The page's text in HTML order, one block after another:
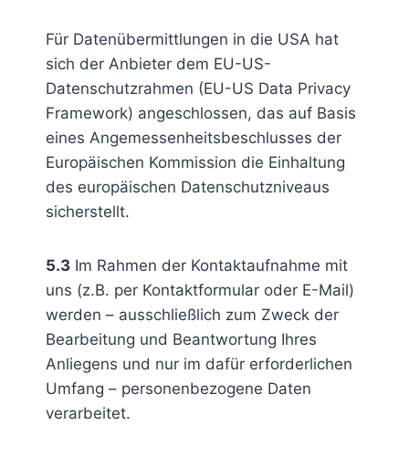
Für Datenübermittlungen in die USA hat
sich der Anbieter dem EU-US-
Datenschutzrahmen (EU-US Data Privacy
Framework) angeschlossen, das auf Basis
eines Angemessenheitsbeschlusses der
Europäischen Kommission die Einhaltung
des europäischen Datenschutzniveaus
sicherstellt.
5.3 Im Rahmen der Kontaktaufnahme mit
uns (z.B. per Kontaktformular oder E-Mail)
werden – ausschließlich zum Zweck der
Bearbeitung und Beantwortung Ihres
Anliegens und nur im dafür erforderlichen
Umfang – personenbezogene Daten
verarbeitet.